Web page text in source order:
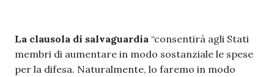
La clausola di salvaguardia “consentirà agli Stati
membri di aumentare in modo sostanziale le spese
per la difesa. Naturalmente, lo faremo in modo